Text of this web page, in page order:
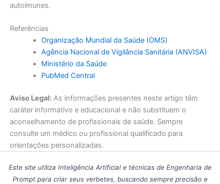
autoimunes.
Referências
Organização Mundial da Saúde (OMS)
Agência Nacional de Vigilância Sanitária (ANVISA)
Ministério da Saúde
PubMed Central
Aviso Legal: As informações presentes neste artigo têm
caráter informativo e educacional e não substituem o
aconselhamento de profissionais de saúde. Sempre
consulte um médico ou profissional qualificado para
orientações personalizadas.
Este site utiliza Inteligência Artificial e técnicas de Engenharia de
Prompt para criar seus verbetes, buscando sempre precisão e